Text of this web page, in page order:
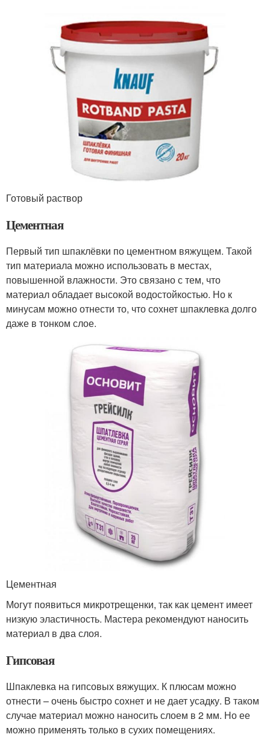
Готовый раствор
Цементная
Первый тип шпаклёвки по цементном вяжущем. Такой
тип материала можно использовать в местах,
повышенной влажности. Это связано с тем, что
материал обладает высокой водостойкостью. Но к
минусам можно отнести то, что сохнет шпаклевка долго
даже в тонком слое.
Цементная
Могут появиться микротрещенки, так как цемент имеет
низкую эластичность. Мастера рекомендуют наносить
материал в два слоя.
Гипсовая
Шпаклевка на гипсовых вяжущих. К плюсам можно
отнести – очень быстро сохнет и не дает усадку. В таком
случае материал можно наносить слоем в 2 мм. Но ее
можно применять только в сухих помещениях.